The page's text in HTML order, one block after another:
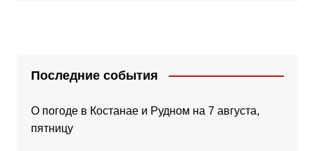
Последние события
О погоде в Костанае и Рудном на 7 августа,
пятницу